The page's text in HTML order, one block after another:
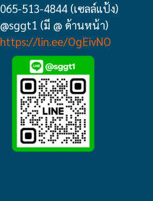
065-513-4844 (เซลล์แป้ง)
@sggt1 (มี @ ด้านหน้า)
https://lin.ee/OgEivNO